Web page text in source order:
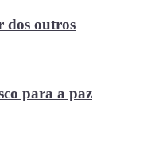
dos outros
para a paz